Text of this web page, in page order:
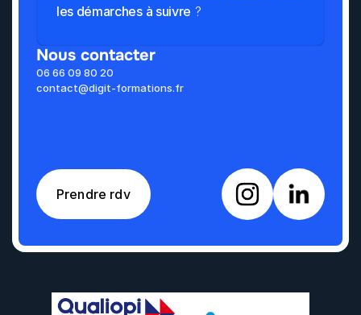
Nous contacter
06 66 09 80 20
contact@digit-formations.fr
les démarches à suivre ?
Prendre rdv